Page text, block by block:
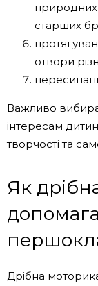
природних
старших
отвори
Важливо
інтересам
творчості та
Як
Дрібна